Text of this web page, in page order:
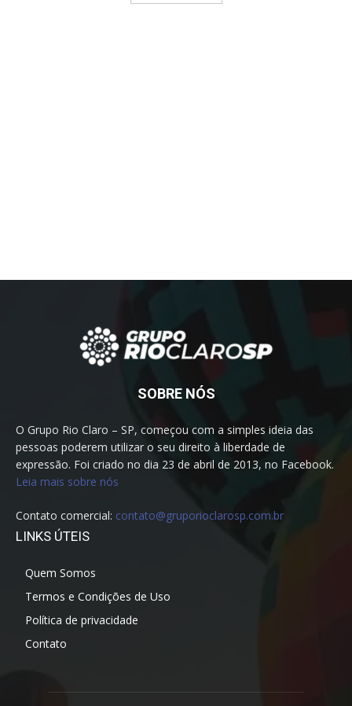
SOBRE NÓS
O Grupo Rio Claro – SP, começou com a simples ideia das
pessoas poderem utilizar o seu direito à liberdade de
expressão. Foi criado no dia 23 de abril de 2013, no Facebook.
Leia mais sobre nós
Contato comercial: contato@gruporioclarosp.com.br
LINKS ÚTEIS
Quem Somos
Termos e Condições de Uso
Política de privacidade
Contato